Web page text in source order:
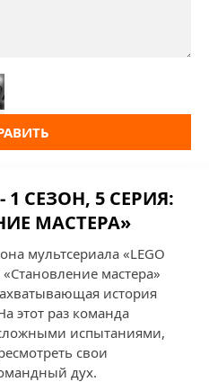
1 СЕЗОН, 5 СЕРИЯ:
МАСТЕРА»
мультсериала «LEGO
мастера»
история
этот раз команда
испытаниями,
свои
дух.